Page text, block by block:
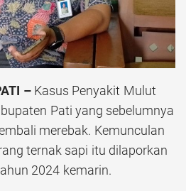
– Kasus Penyakit Mulut
Pati yang sebelumnya
merebak. Kemunculan
ternak sapi itu dilaporkan
2024 kemarin.